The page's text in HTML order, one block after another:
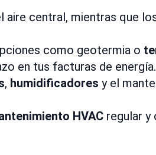
aire central, mientras que
como geotermia o
en tus facturas de energía.
, humidificadores y el
HVAC regular y